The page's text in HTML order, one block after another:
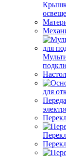
для